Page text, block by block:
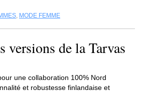
, MODE FEMME
versions de la Tarvas
une collaboration 100% Nord
et robustesse finlandaise et